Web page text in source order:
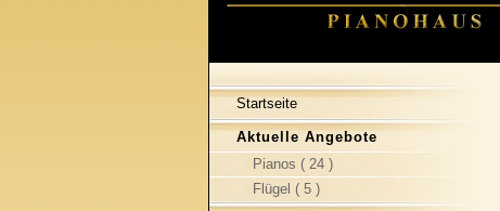
Startseite
Aktuelle Angebote
Pianos ( 24 )
Flügel ( 5 )